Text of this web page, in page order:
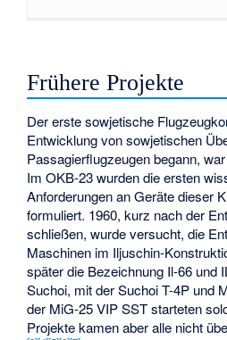
Frühere Projekte
Der erste sowjetische
Entwicklung vonsowjetischen
Passagierflugzeugenbegann,
Im OKB-23 wurden die ersten
Anforderungen an Geräte dieser
formuliert. 1960, kurz nach der
schließen, wurde versucht, die
Maschinen im Iljuschin-
später die Bezeichnung Il-66 und
Suchoi, mit der Suchoi T-4P und
der MiG-25 VIP SST starteten
Projekte kamen aber alle nicht